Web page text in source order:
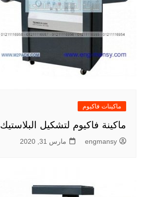
ماكينات فاكيوم
ماكينة فاكيوم لتشكيل البلاستيك
engmansy مارس 31, 2020